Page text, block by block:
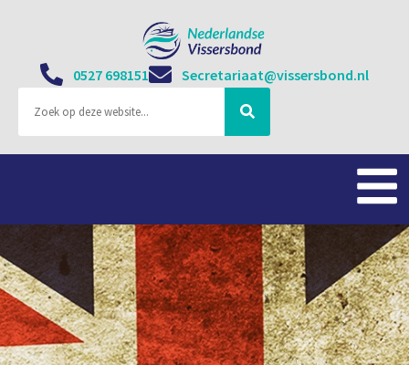
0527 698151 Secretariaat@vissersbond.nl